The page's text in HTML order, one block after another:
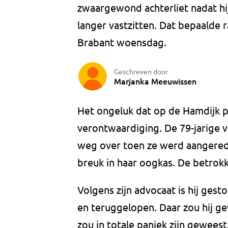
zwaargewond achterliet nadat
langer vastzitten. Dat bepaalde
Brabant woensdag.
Geschreven door
Marjanka Meeuwissen
Het ongeluk dat op de Hamdijk
verontwaardiging. De 79-jarige
weg over toen ze werd
breuk in haar oogkas. De
Volgens zijn advocaat is hij
en teruggelopen. Daar zou hij
zou in totale paniek zijn